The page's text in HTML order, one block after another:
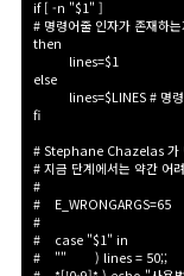
if [ -n "$1" ]
# 명령어줄 인자가 존재하
then
lines=$1
else
lines=$LINES # 명
fi
# Stephane Chazelas 가
# 지금 단계에서는 약간 어
#
# E_WRONGARGS=65
#
# case "$1" in
# ""
) lines = 50;;